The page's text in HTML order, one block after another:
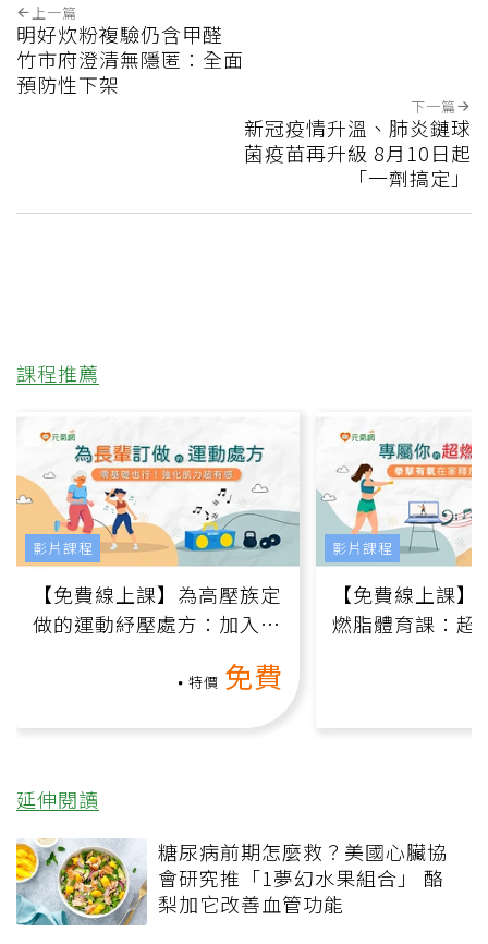
上一篇
明好炊粉複驗仍含甲醛
竹市府澄清無隱匿：全面
預防性下架
下一篇
新冠疫情升溫、肺炎鏈球
菌疫苗再升級 8月10日起
「一劑搞定」
課程推薦
【免費線上課】為高壓族定
做的運動紓壓處方：加入行
特價 免費
影片課程
【免費線上課
燃脂體育課：超
影片課程
延伸閱讀
糖尿病前期怎麼救？美國心臟協
會研究推「1夢幻水果組合」 酪
梨加它改善血管功能